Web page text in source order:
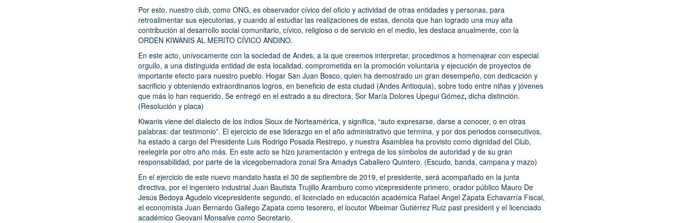
Por esto, nuestro club, como ONG, es observador cívico del oficio y actividad de otras entidades y personas, para
retroalimentar sus ejecutorias, y cuando al estudiar las realizaciones de estas, denota que han logrado una muy alta
contribución al desarrollo social comunitario, cívico, religioso o de servicio en el medio, les destaca anualmente, con la
ORDEN KIWANIS AL MERITO CÍVICO ANDINO.
En este acto, unívocamente con la sociedad de Andes, a la que creemos interpretar, procedimos a homenajear con especial
orgullo, a una distinguida entidad de esta localidad, comprometida en la promoción voluntaria y ejecución de proyectos de
importante efecto para nuestro pueblo. Hogar San Juan Bosco, quien ha demostrado un gran desempeño, con dedicación y
sacrificio y obteniendo extraordinarios logros, en beneficio de esta ciudad (Andes Antioquia), sobre todo entre niñas y jóvenes
que más lo han requerido. Se entregó en el estrado a su directora, Sor María Dolores Upegui Gómez, dicha distinción.
(Resolución y placa)
Kiwanis viene del dialecto de los indios Sioux de Norteamérica, y significa, “auto expresarse, darse a conocer, o en otras
palabras: dar testimonio”. El ejercicio de ese liderazgo en el año administrativo que termina, y por dos periodos consecutivos,
ha estado a cargo del Presidente Luis Rodrigo Posada Restrepo, y nuestra Asamblea ha provisto como dignidad del Club,
reelegirle por otro año más. En este acto se hizo juramentación y entrega de los símbolos de autoridad y de su gran
responsabilidad, por parte de la vicegobernadora zonal Sra Amadys Caballero Quintero. (Escudo, banda, campana y mazo)
En el ejercicio de este nuevo mandato hasta el 30 de septiembre de 2019, el presidente, será acompañado en la junta
directiva, por el ingeniero industrial Juan Bautista Trujillo Aramburo como vicepresidente primero, orador público Mauro De
Jesús Bedoya Agudelo vicepresidente segundo, el licenciado en educación académica Rafael Angel Zapata Echavarría Fiscal,
el economista Juan Bernardo Gallego Zapata como tesorero, el locutor Wbeimar Gutiérrez Ruiz past president y el licenciado
académico Geovani Monsalve como Secretario.